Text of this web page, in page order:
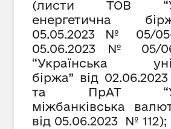
(листи ТОВ
енергетична
05.05.2023 №
05/
05.06.2023 №
05/
“Українська
біржа” від
та ПрАТ
міжбанківська
від 05.06.2023 № 112);